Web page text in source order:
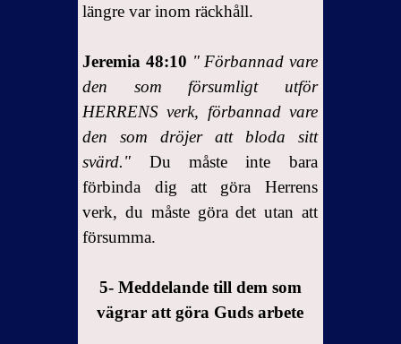
längre var inom räckhåll.
Jeremia 48:10 " Förbannad vare
den som försumligt utför
HERRENS verk, förbannad vare
den som dröjer att bloda sitt
svärd." Du måste inte bara
förbinda dig att göra Herrens
verk, du måste göra det utan att
försumma.
5- Meddelande till dem som
vägrar att göra Guds arbete